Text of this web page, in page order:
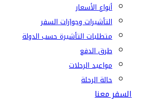
أنواع الأسعار
التأشيرات وجوازات السفر
متطلبات التأشيرة حسب الدولة
طرق الدفع
مواعيد الرحلات
حالة الرحلة
السفر معنا